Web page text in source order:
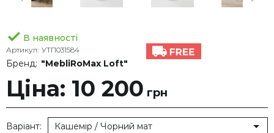
В наявності
Артикул: УТП031584
Бренд: "MebliRoMax Loft"
Ціна: 10 200 грн
Варіант: Кашемір / Чорний мат